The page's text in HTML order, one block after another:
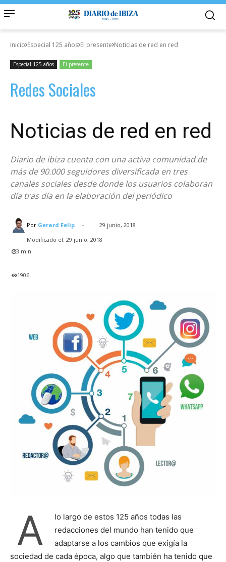
Inicio Especial 125 años El presente Noticias de red en red
Especial 125 años El presente
Redes Sociales
Noticias de red en red
Diario de ibiza cuenta con una activa comunidad de
más de 90.000 seguidores diversificada en tres
canales sociales desde donde los usuarios colaboran
día tras día en la elaboración del periódico
Por Gerard Felip -
29 junio, 2018
Modificado el: 29 junio, 2018
3 min.
1906
A
lo largo de estos 125 años todas las
redacciones del mundo han tenido que
adaptarse a los cambios que exigía la
sociedad de cada época, algo que también ha tenido que